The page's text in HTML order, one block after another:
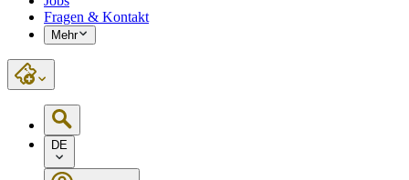
Fragen & Kontakt
Mehr
DE